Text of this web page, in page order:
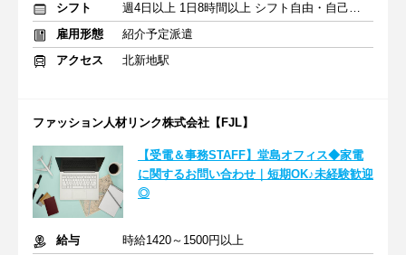
シフト
週4日以上 1日8時間以上 シフト自由・自己申告
雇用形態
紹介予定派遣
アクセス
北新地駅
ファッション人材リンク株式会社【FJL】
【受電＆事務STAFF】堂島オフィス◆家電
に関するお問い合わせ｜短期OK♪未経験歓迎
◎
給与
時給1420～1500円以上